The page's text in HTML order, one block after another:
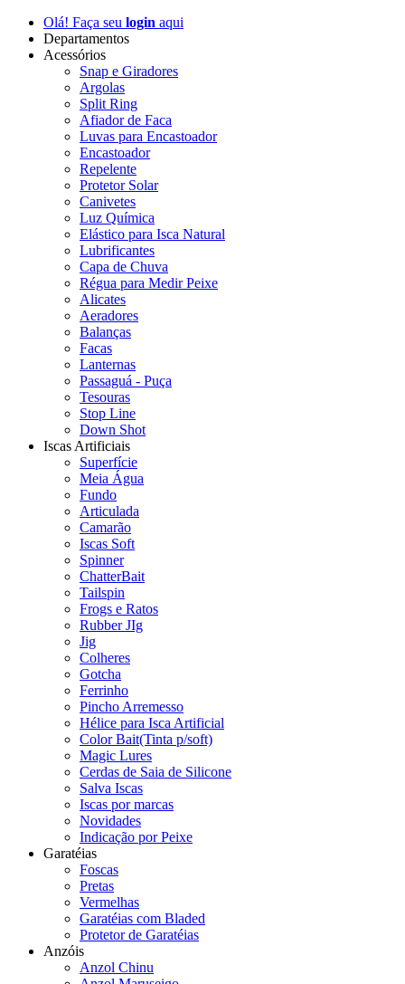
Olá! Faça seu login aqui
Departamentos
Acessórios
Snap e Giradores
Argolas
Split Ring
Afiador de Faca
Luvas para Encastoador
Encastoador
Repelente
Protetor Solar
Canivetes
Luz Química
Elástico para Isca Natural
Lubrificantes
Capa de Chuva
Régua para Medir Peixe
Alicates
Aeradores
Balanças
Facas
Lanternas
Passaguá - Puça
Tesouras
Stop Line
Down Shot
Iscas Artificiais
Superfície
Meia Água
Fundo
Articulada
Camarão
Iscas Soft
Spinner
ChatterBait
Tailspin
Frogs e Ratos
Rubber JIg
Jig
Colheres
Gotcha
Ferrinho
Pincho Arremesso
Hélice para Isca Artificial
Color Bait(Tinta p/soft)
Magic Lures
Cerdas de Saia de Silicone
Salva Iscas
Iscas por marcas
Novidades
Indicação por Peixe
Garatéias
Foscas
Pretas
Vermelhas
Garatéias com Bladed
Protetor de Garatéias
Anzóis
Anzol Chinu